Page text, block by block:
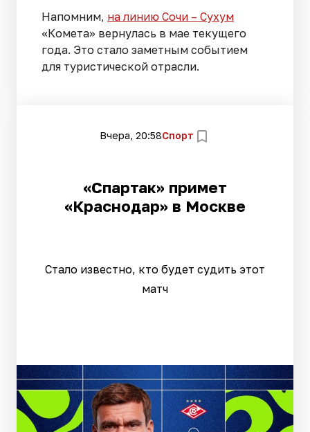
Напомним, на линию Сочи – Сухум
«Комета» вернулась в мае текущего
года. Это стало заметным событием
для туристической отрасли.
Вчера, 20:58Спорт
«Спартак» примет
«Краснодар» в Москве
Стало известно, кто будет судить этот
матч